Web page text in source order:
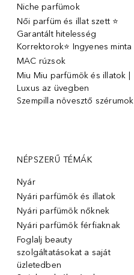
Niche parfümok
Női parfüm és illat szett ⭐
Garantált hitelesség
Korrektorok⭐ Ingyenes minta
MAC rúzsok
Miu Miu parfümök és illatok |
Luxus az üvegben
Szempilla növesztő szérumok
NÉPSZERŰ TÉMÁK
Nyár
Nyári parfümök és illatok
Nyári parfümök nőknek
Nyári parfümök férfiaknak
Foglalj beauty
szolgáltatásokat a saját
üzletedben